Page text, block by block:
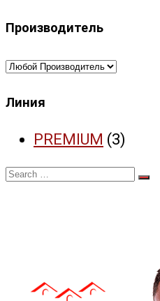
Производитель
Линия
PREMIUM (3)
Search